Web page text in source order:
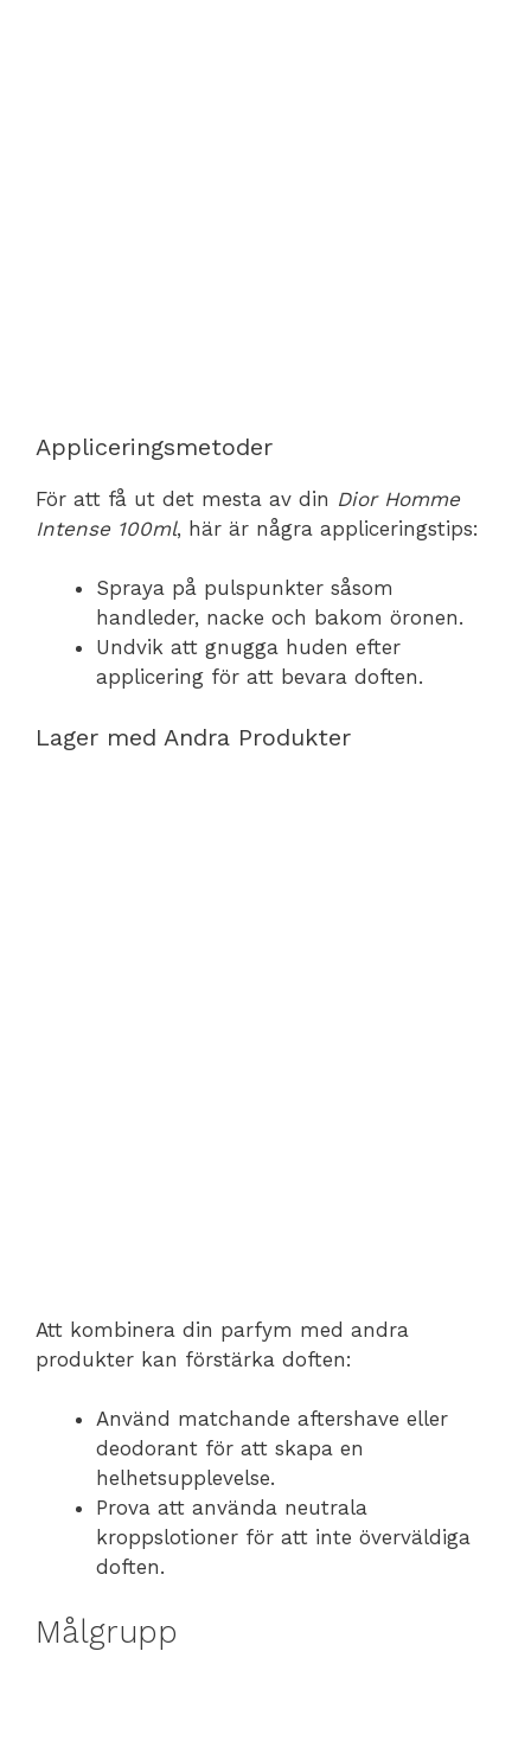
Appliceringsmetoder
För att få ut det mesta av din Dior Homme
Intense 100ml, här är några appliceringstips:
Spraya på pulspunkter såsom
handleder, nacke och bakom öronen.
Undvik att gnugga huden efter
applicering för att bevara doften.
Lager med Andra Produkter
Att kombinera din parfym med andra
produkter kan förstärka doften:
Använd matchande aftershave eller
deodorant för att skapa en
helhetsupplevelse.
Prova att använda neutrala
kroppslotioner för att inte överväldiga
doften.
Målgrupp